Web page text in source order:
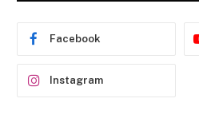
Facebook
Instagram